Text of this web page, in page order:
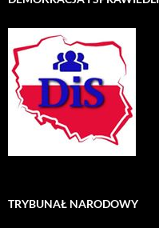
TRYBUNAŁ NARODOWY